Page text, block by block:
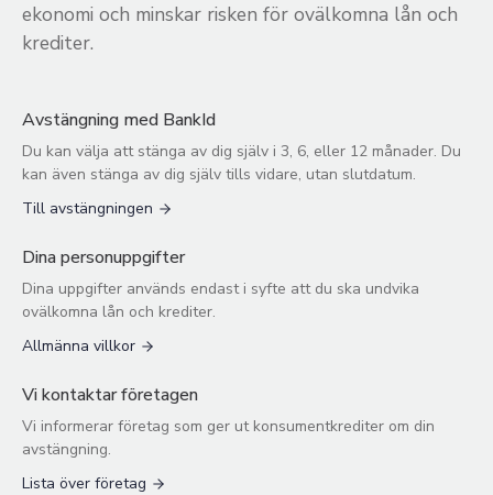
ekonomi och minskar risken för ovälkomna lån och
krediter.
Avstängning med BankId
Du kan välja att stänga av dig själv i 3, 6, eller 12 månader. Du
kan även stänga av dig själv tills vidare, utan slutdatum.
Till avstängningen
Dina personuppgifter
Dina uppgifter används endast i syfte att du ska undvika
ovälkomna lån och krediter.
Allmänna villkor
Vi kontaktar företagen
Vi informerar företag som ger ut konsumentkrediter om din
avstängning.
Lista över företag